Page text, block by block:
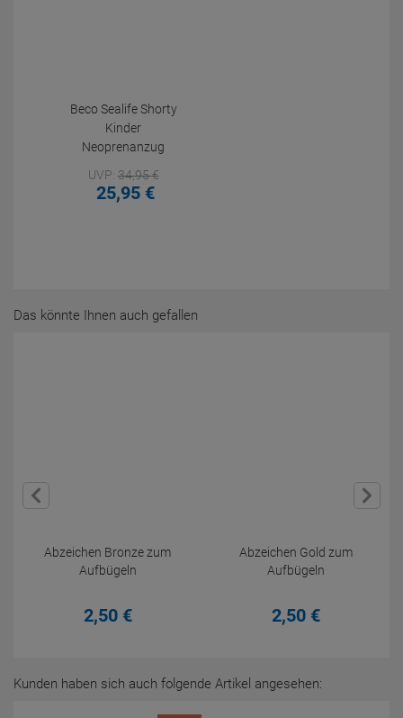
Beco Sealife Shorty
Kinder
Neoprenanzug
UVP:34,95€
25,95 €
Das könnte Ihnen auch gefallen
Abzeichen Bronze zum
Aufbügeln
2,50 €
Abzeichen Gold zum
Aufbügeln
2,50 €
Kunden haben sich auch folgende Artikel angesehen: